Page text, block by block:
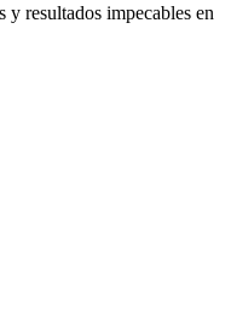
y resultados impecables en